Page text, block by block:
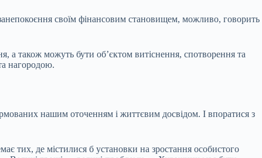
своїм фінансовим становищем, можливо, говорить
а також можуть бути об’єктом витіснення, спотворення та
нагородою.
нашим оточенням і життєвим досвідом. І впоратися з
тих, де містилися б установки на зростання особистого